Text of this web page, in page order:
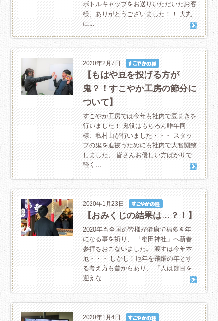
ボトルキャップをお送りいただいたお客
様、ありがとうございました！！ 大丸
に...
2020年2月7日
【もはや豆を投げる方が
鬼？！すこやか工房の節分に
ついて】
すこやか工房では今年も社内で豆まきを
行いました！ 鬼役はもちろん昨年同
様、私村山が行いました・・・ スタッ
フの鬼を追祓うためにも社内で大奮闘致
しました。 皆さんお優しい方ばかりで
軽く...
2020年1月23日
【おみくじの結果は…？！】
2020年も全国の皆様が健康で福多き年
になる事を祈り、 「櫛田神社」へ新春
参拝をおこないました。 渡すは今年本
厄・・・ しかし！厄年を飛躍の年とす
る考え方も昔からあり、 「人は節目を
迎えな...
2020年1月4日